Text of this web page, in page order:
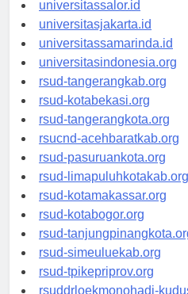
universitassalor.id
universitasjakarta.id
universitassamarinda.id
universitasindonesia.org
rsud-tangerangkab.org
rsud-kotabekasi.org
rsud-tangerangkota.org
rsucnd-acehbaratkab.org
rsud-pasuruankota.org
rsud-limapuluhkotakab.org
rsud-kotamakassar.org
rsud-kotabogor.org
rsud-tanjungpinangkota.org
rsud-simeuluekab.org
rsud-tpikepriprov.org